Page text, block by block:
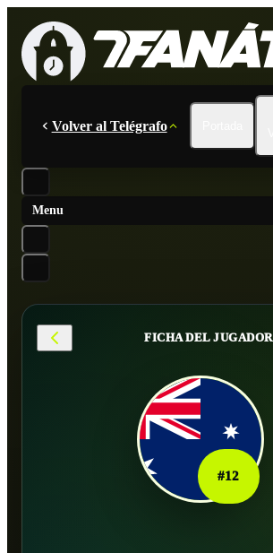
Volver al Telégrafo
Menu
FICHA DEL JUGADOR
#12